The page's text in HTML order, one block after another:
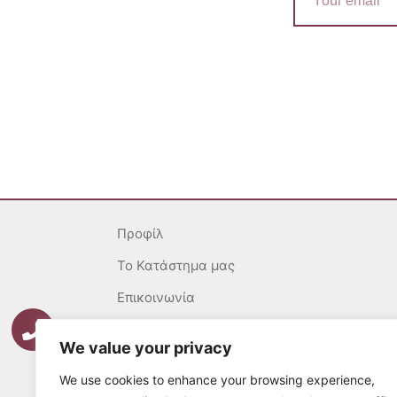
We value your privacy
We use cookies to enhance your browsing experience,
Προφίλ
To Κατάστημα μας
Επικοινωνία
Ασφάλεια Συναλλαγών
Πολιτική επιστροφών